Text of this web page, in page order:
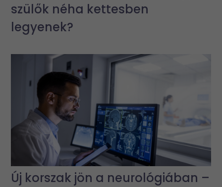
szülők néha kettesben
legyenek?
Új korszak jön a neurológiában –